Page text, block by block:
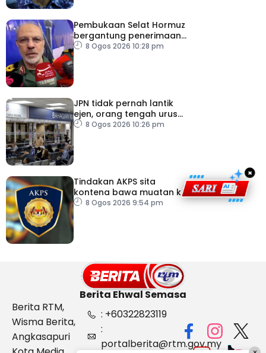
Pembukaan Selat Hormuz
bergantung penerimaan
AS – IRGC
8 Ogos 2026 10:28 pm
JPN tidak pernah lantik
ejen, orang tengah urus
dokumentasi
8 Ogos 2026 10:26 pm
Tindakan AKPS sita
kontena bawa muatan ke
Israel bukti ketegasan
8 Ogos 2026 9:54 pm
×
Berita Ehwal Semasa
Berita RTM,
Wisma Berita,
Angkasapuri
: +60322823119
:
portalberita@rtm.gov.my